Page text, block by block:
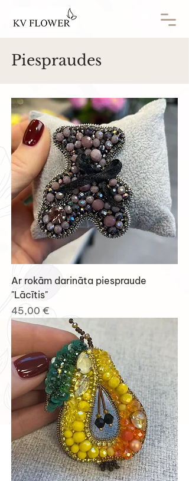
Piespraudes
Ar rokām darināta piespraude
"Lācītis"
Cena
45,00 €